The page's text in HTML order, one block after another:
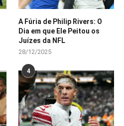
A Fúria de Philip Rivers: O
Dia em que Ele Peitou os
Juízes da NFL
28/12/2025
4